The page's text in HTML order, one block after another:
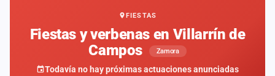
FIESTAS
Fiestas y verbenas en Villarrín de
Campos
Zamora
Todavía no hay próximas actuaciones anunciadas
fiestas
Componentes